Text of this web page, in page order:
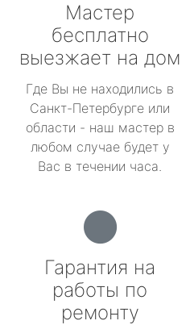
Мастер
бесплатно
выезжает на дом
Где Вы не находились в
Санкт-Петербурге или
области - наш мастер в
любом случае будет у
Вас в течении часа.
Гарантия на
работы по
ремонту